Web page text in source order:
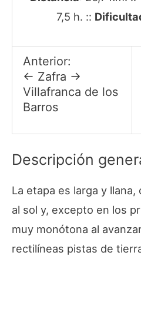
7,5 h. ::
Anterior:
← Zafra →
Villafranca de los
Barros
Descripción
La etapa es larga y
al sol y, excepto en los
muy monótona al
rectilíneas pistas de